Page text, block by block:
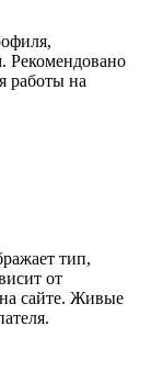
Рекомендовано
работы на
тип,
от
сайте. Живые